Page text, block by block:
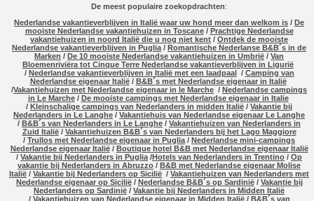
De meest populaire zoekopdrachten:
Nederlandse vakantieverblijven in Italië waar uw hond meer dan welkom is /De
mooiste Nederlandse vakantiehuizen in Toscane/ Prachtige Nederlandse
vakantiehuizen in noord Italië die u nog niet kent /Ontdek de mooiste
Nederlandse vakantieverblijven in Puglia /Romantische Nederlanse B&B´s in de
Marken /De 10 mooiste Nederlandse vakantiehuizen in Umbrië /Van
Bloemenriviëra tot Cinque Terre Nederlandse vakantieverblijven in Ligurië
/ Nederlandse vakantieverblijven in Italië met een laadpaal/ Camping van
Nederlandse eigenaar Italië/ B&B´s met Nederlandse eigenaar in Italië
/Vakantiehuizen met Nederlandse eigenaar in le Marche /Nederlandse campings
in Le Marche/ De mooiste campings met Nederlandse eigenaar in Italie
/Kleinschalige campings van Nederlanders in midden Italië /Vakantie bij
Nederlanders in Le Langhe /Vakantiehuis van Nederlandse eigenaar Le Langhe
/B&B´s van Nederlanders in Le Langhe /Vakantiehuizen van Nederlanders in
Zuid Italië/ Vakantiehuizen B&B´s van Nederlanders bij het Lago Maggiore
/Trullos met Nederlandse eigenaar in Puglia /Nederlandse mini-campings
Nederlandse eigenaar Italië/ Boutique hotel B&B met Nederlandse eigenaar Italië
/Vakantie bij Nederlanders in Puglia /Hotels van Nederlanders in Trentino /Op
vakantie bij Nederlanders in Abruzzo /B&B met Nederlandse eigenaar Molise
Italië /Vakantie bij Nederlanders op Sicilië /Vakantiehuizen van Nederlanders met
Nederlandse eigenaar op Sicilië/ Nederlandse B&B´s op Sardinië/ Vakantie bij
Nederlanders op Sardinië /Vakantie bij Nederlanders in Midden Italië
/ Vakantiehuizen van Nederlandse eigenaar in Midden Italië/ B&B´s van